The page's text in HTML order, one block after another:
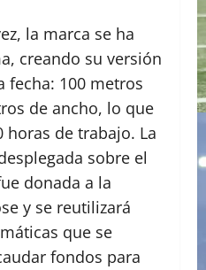
la marca se ha
creando su versión
fecha: 100 metros
de ancho, lo que
horas de trabajo. La
sobre el
donada a la
y se reutilizará
que se
fondos para